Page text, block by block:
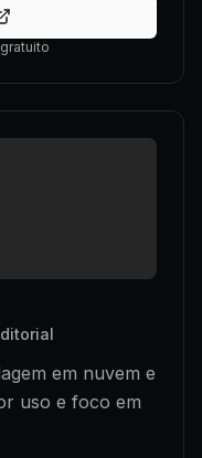
em nuvem e
uso e foco em